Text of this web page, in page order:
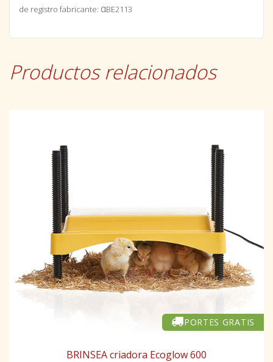
de registro fabricante: αBE2113
Productos relacionados
PORTES GRATIS
BRINSEA criadora Ecoglow 600